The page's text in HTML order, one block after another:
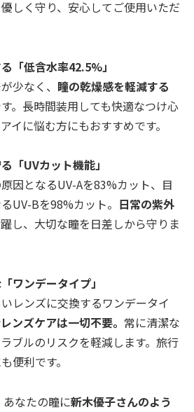
しく守り、安心してご使用いただ
「低含水率42.5%」
少なく、 瞳の乾燥感を軽減する
。長時間装用しても快適なつけ心
イに悩む方にもおすすめです。
「UVカット機能」
因となるUV-Aを83%カット、目
UV-Bを98%カット。 日常の紫外
し、大切な瞳を日差しから守りま
ワンデータイプ」
レンズに交換するワンデータイ
ンズケアは一切不要。 常に清潔な
ブルのリスクを軽減します。旅行
便利です。
なたの瞳に新木優子さんのよう